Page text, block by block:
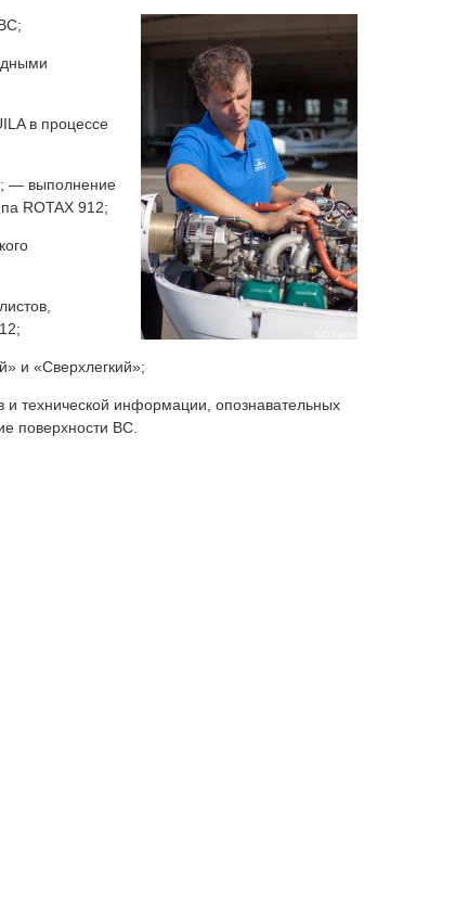
в процессе
— выполнение
ROTAX 912;
и «Сверхлегкий»;
технической информации, опознавательных
поверхности ВС.